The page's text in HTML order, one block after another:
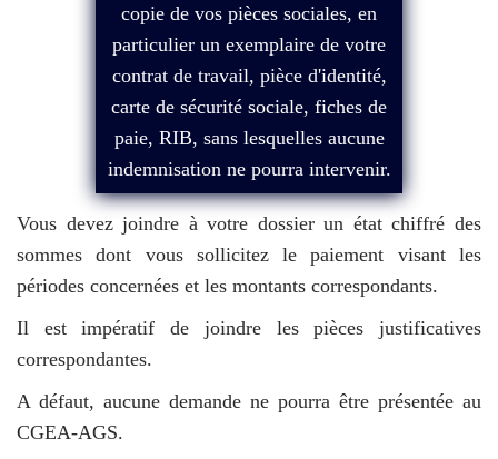
copie de vos pièces sociales, en
particulier un exemplaire de votre
contrat de travail, pièce d'identité,
carte de sécurité sociale, fiches de
paie, RIB, sans lesquelles aucune
indemnisation ne pourra intervenir.
Vous devez joindre à votre dossier un état chiffré des
sommes dont vous sollicitez le paiement visant les
périodes concernées et les montants correspondants.
Il est impératif de joindre les pièces justificatives
correspondantes.
A défaut, aucune demande ne pourra être présentée au
CGEA-AGS.